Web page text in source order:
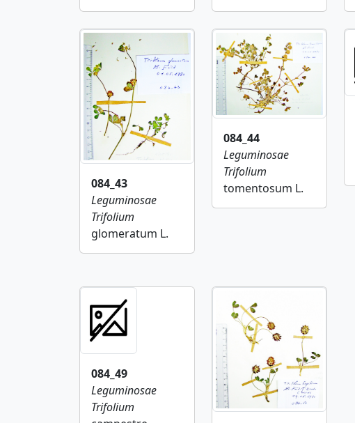
084_43
Leguminosae
Trifolium
glomeratum L.
084_44
Leguminosae
Trifolium
tomentosum L.
084_49
Leguminosae
Trifolium